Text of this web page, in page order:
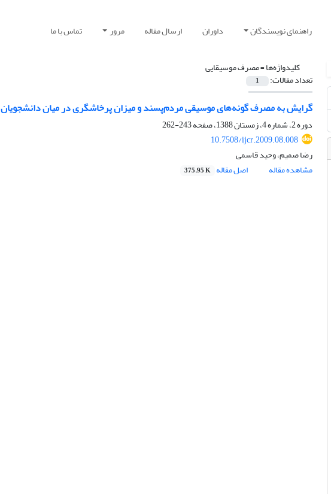
راهنمای نویسندگان داوران ارسال مقاله مرور تماس با ما
کلیدواژه‌ها =مصرف موسیقایی
تعداد مقالات: 1
گرایش به مصرف گونه‌های موسیقی مردم‌پسند و میزان پرخاشگری در میان دانشجویان
دوره 2، شماره 4، زمستان 1388، صفحه
243-262
10.7508/ijcr.2009.08.008
رضا صمیم، وحید قاسمی
مشاهده مقاله
اصل مقاله 375.95 K